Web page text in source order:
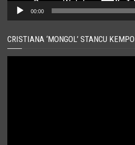
00:00
CRISTIANA ‘MONGOL’ STANCU KEMPO